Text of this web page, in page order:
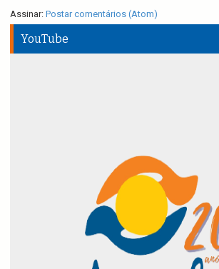
Assinar: Postar comentários (Atom)
YouTube